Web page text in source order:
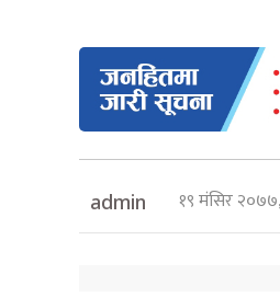
admin १९ मंसिर